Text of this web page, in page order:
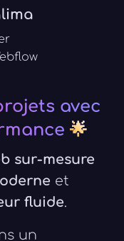
avec
🌟
sur-mesure
et
fluide.
un